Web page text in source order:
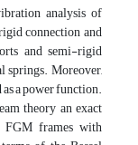
analysis of
connection and
and semi-rigid
springs. Moreover,
a power function.
theory an exact
frames with